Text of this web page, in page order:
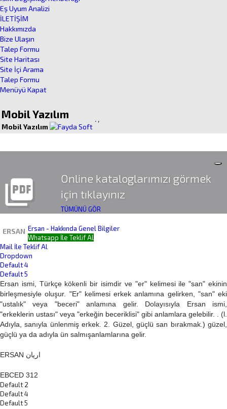
Eş Uyum Analizi
İLETİŞİM
Hakkımızda
Bize Ulaşın
Talep Formu
Site Haritası
Site İçi Arama
Talep Formu
Menüyü Kapat
Mobil Yazılım
Mobil Yazılım
. ,
picture_as_pdf
Online kataloglarımızı görmek
için tıklayınız
TÜMÜNÜ GÖR
ERSAN Ersan - Hakkında Genel Bilgiler
Whatsapp İle Teklif Al
Mail İle Teklif Al
Dropdown
Default 4
Default 5
Ersan ismi, Türkçe kökenli bir isimdir ve "er" kelimesi ile "san" ekinin
birleşmesiyle oluşur. "Er" kelimesi erkek anlamına gelirken, "san" eki
"ustalık" veya "beceri" anlamına gelir. Dolayısıyla Ersan ismi,
"erkeklerin ustası" veya "erkeğin beceriklisi" gibi anlamlara gelebilir. . (l.
Adıyla, sanıyla ünlenmiş erkek. 2. Güzel, güçlü san bırakmak.) güzel,
güçlü ya da adıyla ün salmışanlamlarına gelir.
ERSAN اريان
EBCED 312
Default 2
Default 4
Default 5